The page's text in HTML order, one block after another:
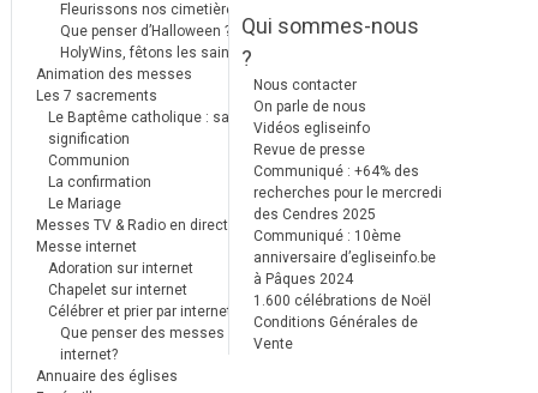
Fleurissons nos cimetières
Que penser d’Halloween ?
HolyWins, fêtons les saints !
Animation des messes
Les 7 sacrements
Le Baptême catholique : sa
signification
Communion
La confirmation
Le Mariage
Messes TV & Radio en direct
Messe internet
Adoration sur internet
Chapelet sur internet
Célébrer et prier par internet
Que penser des messes
internet?
Annuaire des églises
Qui sommes-nous
?
Nous contacter
On parle de nous
Vidéos egliseinfo
Revue de presse
Communiqué : +64% des
recherches pour le mercredi
des Cendres 2025
Communiqué : 10ème
anniversaire d’egliseinfo.be
à Pâques 2024
1.600 célébrations de Noël
Conditions Générales de
Vente